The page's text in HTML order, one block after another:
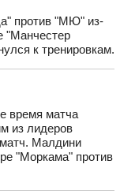
против "МЮ" из-
"Манчестер
к тренировкам.
время матча
из лидеров
Малдини
"Моркама" против